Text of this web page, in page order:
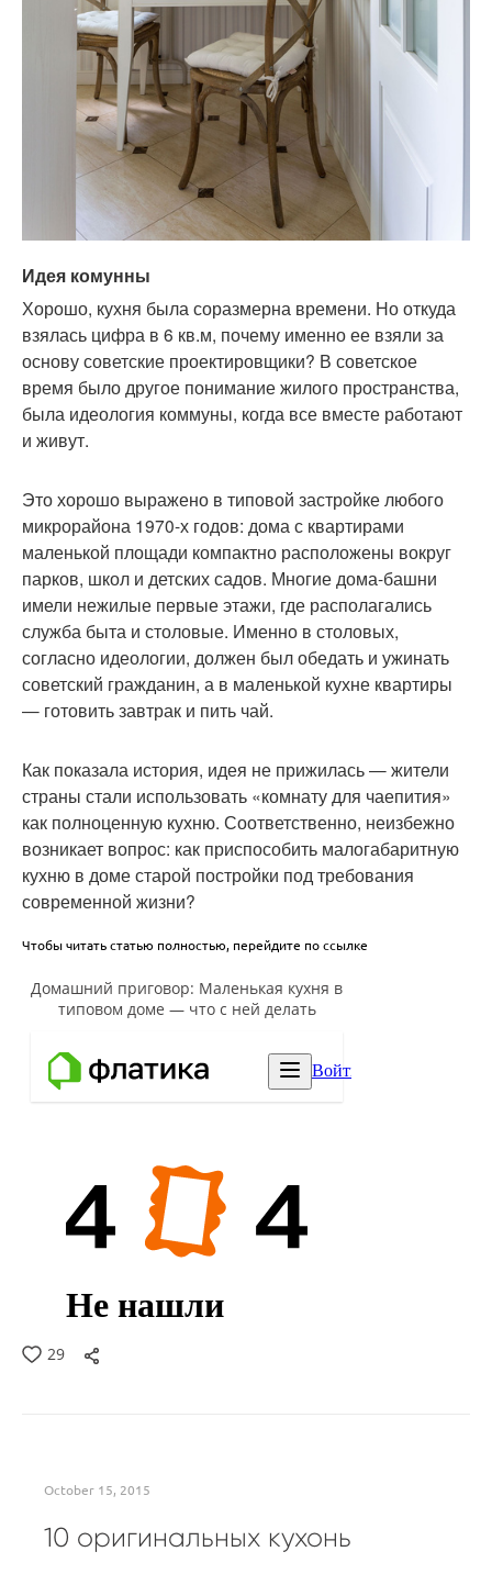
Идея комунны
Хорошо, кухня была соразмерна времени. Но откуда
взялась цифра в 6 кв.м, почему именно ее взяли за
основу советские проектировщики? В советское
время было другое понимание жилого пространства,
была идеология коммуны, когда все вместе работают
и живут.
Это хорошо выражено в типовой застройке любого
микрорайона 1970-х годов: дома с квартирами
маленькой площади компактно расположены вокруг
парков, школ и детских садов. Многие дома-башни
имели нежилые первые этажи, где располагались
служба быта и столовые. Именно в столовых,
согласно идеологии, должен был обедать и ужинать
советский гражданин, а в маленькой кухне квартиры
— готовить завтрак и пить чай.
Как показала история, идея не прижилась — жители
страны стали использовать «комнату для чаепития»
как полноценную кухню. Соответственно, неизбежно
возникает вопрос: как приспособить малогабаритную
кухню в доме старой постройки под требования
современной жизни?
Чтобы читать статью полностью, перейдите по ссылке
Домашний приговор: Маленькая кухня в
типовом доме — что с ней делать
29
October 15, 2015
10 оригинальных кухонь